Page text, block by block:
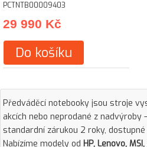
PCTNTB00009403
29 990 Kč
Do košíku
Předváděcí notebooky jsou stroje
akcích nebo neprodané z nadvýroby
standardní zárukou 2 roky, dostupné
Nabízíme modely od HP, Lenovo,